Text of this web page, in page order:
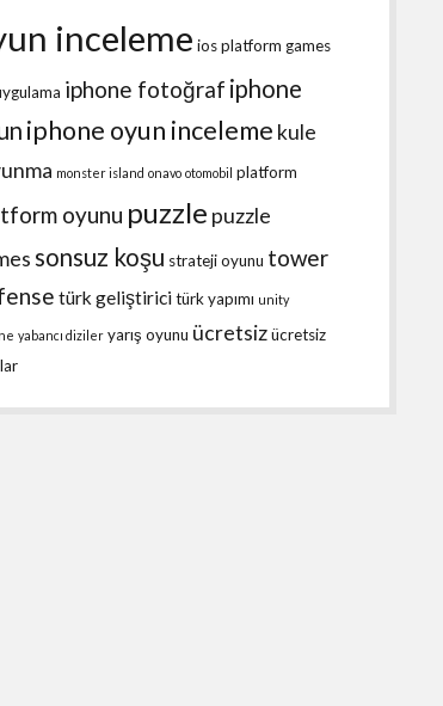
inceleme ios platform games
iphone fotoğraf iphone
iphone oyun inceleme kule
monster island onavo otomobil platform
oyunu puzzle puzzle
sonsuz koşu strateji oyunu tower
türk geliştiricitürk yapımı unity
yabancı diziler yarış oyunu ücretsizücretsiz